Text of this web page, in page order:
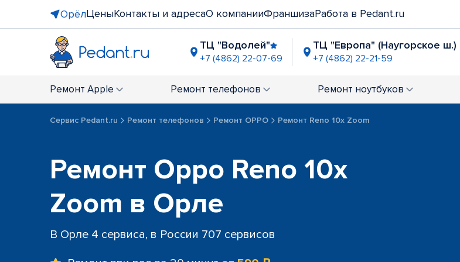
ОрёлЦеныКонтакты и адресаО компанииФраншизаРабота в Pedant.ru
ТЦ "Водолей"
+7 (4862) 22-07-69
ТЦ "Европа" (Наугорское ш.)
+7 (4862) 22-21-59
+7 (4862) 99-90-54
Ремонт Apple Ремонт телефонов Ремонт ноутбуков
Сервис Pedant.ru Ремонт телефонов Ремонт OPPO Ремонт Reno 10x Zoom
Ремонт Oppo Reno 10x
Zoom в Орле
В Орле 4 сервиса, в России 707 сервисов